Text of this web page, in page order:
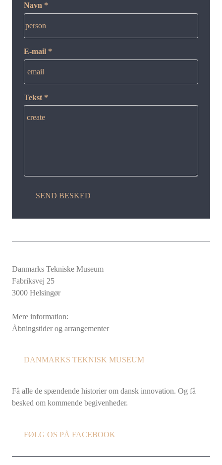
Navn *
person
E-mail *
email
Tekst *
create
SEND BESKED
Danmarks Tekniske Museum
Fabriksvej 25
3000 Helsingør
Mere information:
Åbningstider og arrangementer
DANMARKS TEKNISK MUSEUM
Få alle de spændende historier om dansk innovation. Og få
besked om kommende begivenheder.
FØLG OS PÅ FACEBOOK